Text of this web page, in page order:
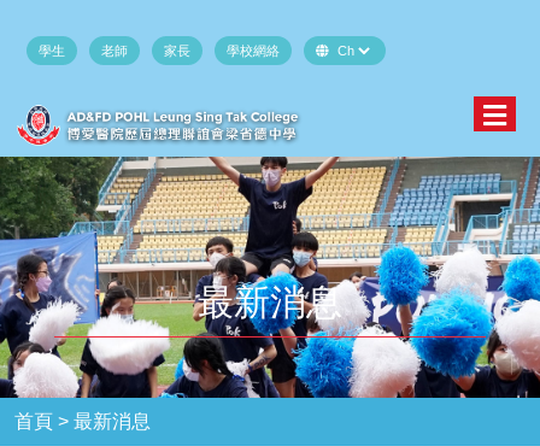
學生 老師 家長 學校網絡
最新消息
首頁 >最新消息